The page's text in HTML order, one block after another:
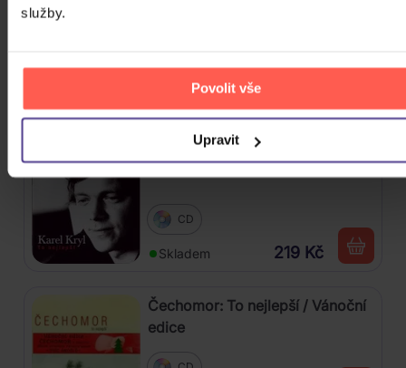
služby.
Povolit vše
Upravit
2CD
Skladem 269 Kč
Kryl Karel - To nejlepší
CD
Skladem 219 Kč
Čechomor: To nejlepší / Vánoční
edice